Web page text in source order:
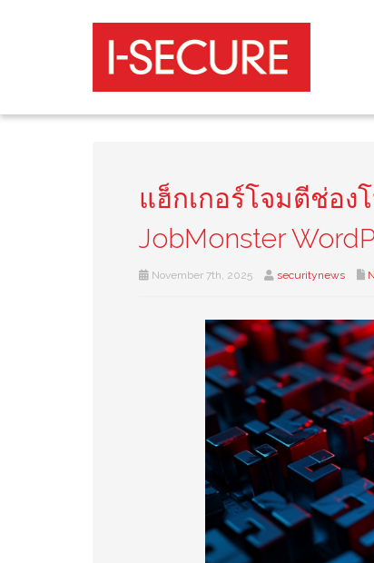
แฮ็กเกอร์โจมตีช่อง
JobMonster
November 7th, 2025 securitynews